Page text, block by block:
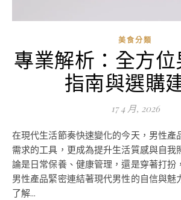
美食分類
專業解析：全方
指南與選購
17 4 月, 2026
在現代生活節奏快速變化的今天，男性產品不僅僅是滿足基礎
需求的工具，更成為提升生活質感與自我
論是日常保養、健康管理，還是穿著打扮
男性產品緊密連結著現代男性的自信與魅
了解...